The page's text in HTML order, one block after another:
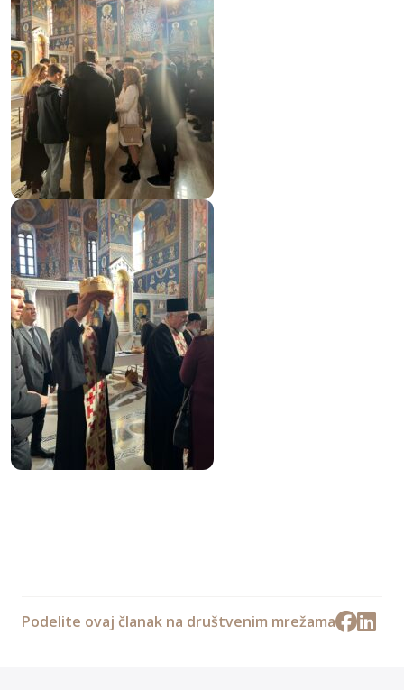
Podelite ovaj članak na društvenim mrežama